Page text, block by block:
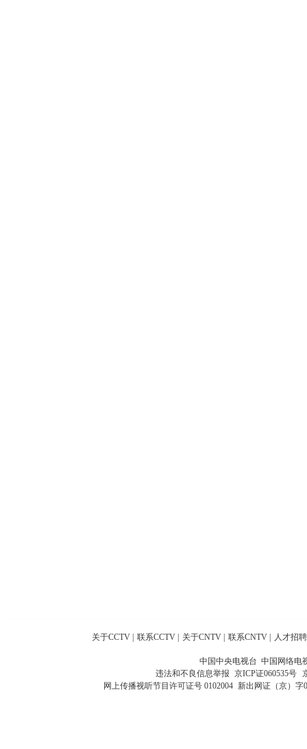
关于CCTV 联系CCTV 关于CNTV 联系CNTV 人才招聘
中国中央电视台 中国网络电
违法和不良信息举报 京ICP证060535号
网上传播视听节目许可证号 0102004 新出网证（京）